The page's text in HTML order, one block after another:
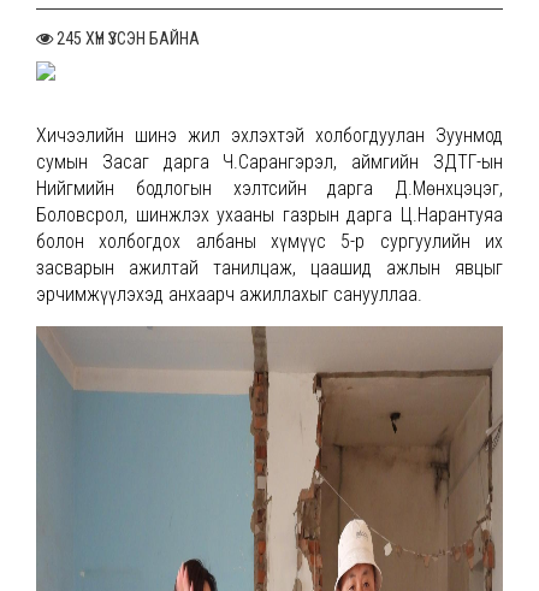
245 ХҮН ҮЗСЭН БАЙНА
Хичээлийн шинэ жил эхлэхтэй холбогдуулан Зуунмод
сумын Засаг дарга Ч.Сарангэрэл, аймгийн ЗДТГ-ын
Нийгмийн бодлогын хэлтсийн дарга Д.Мөнхцэцэг,
Боловсрол, шинжлэх ухааны газрын дарга Ц.Нарантуяа
болон холбогдох албаны хүмүүс 5-р сургуулийн их
засварын ажилтай танилцаж, цаашид ажлын явцыг
эрчимжүүлэхэд анхаарч ажиллахыг санууллаа.